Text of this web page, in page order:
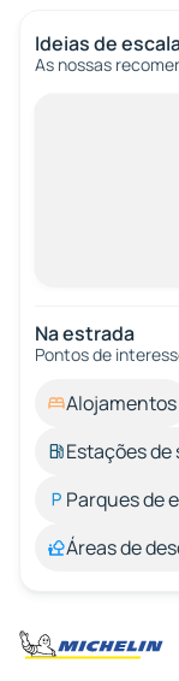
Ideias de
As nossas
Na estrada
Pontos de
Alojamentos
Estações de
Parques de
Áreas de